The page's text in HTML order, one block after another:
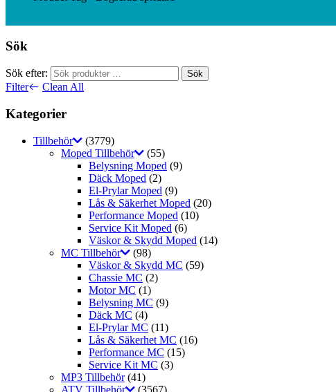
Sök
Sök efter: Sök
Filter Clean All
Kategorier
Tillbehör
(3779)
Moped Tillbehör
(55)
Belysning Moped (9)
Däck Moped (2)
El-Prylar Moped (9)
Lås & Säkerhet Moped (20)
Performance Moped (10)
Service Kit Moped (6)
Väskor & Skydd Moped (14)
MC Tillbehör
(98)
Väskor & Skydd MC (59)
Chassie MC (2)
Motor MC (1)
Belysning MC (9)
Däck MC (4)
El-Prylar MC (11)
Lås & Säkerhet MC (16)
Performance MC (15)
Service Kit MC (3)
MP3 Tillbehör (41)
ATV Tillbehör
(3567)